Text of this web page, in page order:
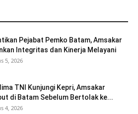
Pejabat Pemko Batam, Amsakar
Integritas dan Kinerja Melayani
5, 2026
TNI Kunjungi Kepri, Amsakar
di Batam Sebelum Bertolak ke...
4, 2026